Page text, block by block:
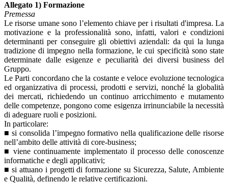
Allegato 1) Formazione
Premessa
Le risorse umane sono l’elemento chiave per i risultati d'impresa. La
motivazione e la professionalità sono, infatti, valori e condizioni
determinanti per conseguire gli obiettivi aziendali: da qui la lunga
tradizione di impegno nella formazione, le cui specificità sono state
determinate dalle esigenze e peculiarità dei diversi business del
Gruppo.
Le Parti concordano che la costante e veloce evoluzione tecnologica
ed organizzativa di processi, prodotti e servizi, nonché la globalità
dei mercati, richiedendo un continuo arricchimento e mutamento
delle competenze, pongono come esigenza irrinunciabile la necessità
di adeguare ruoli e posizioni.
In particolare:
■ si consolida l’impegno formativo nella qualificazione delle risorse
nell’ambito delle attività di core-business;
■ viene continuamente implementato il processo delle conoscenze
informatiche e degli applicativi;
■ si attuano i progetti di formazione su Sicurezza, Salute, Ambiente
e Qualità, definendo le relative certificazioni.